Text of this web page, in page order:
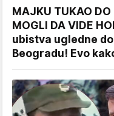
MAJKU TUKAO DO
MOGLI DA VIDE
ubistva ugledne
Beogradu! Evo